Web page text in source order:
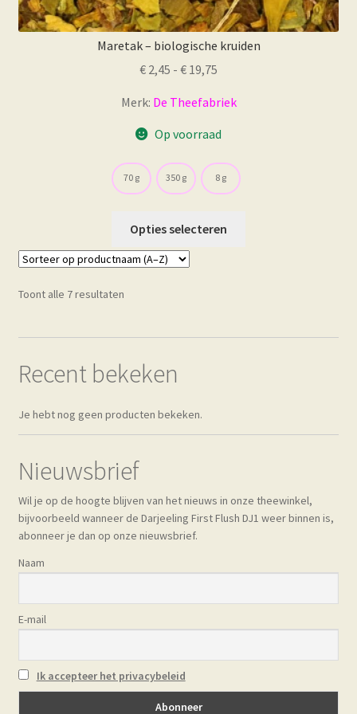
Maretak – biologische kruiden
€ 2,45 - € 19,75
tot
€ 19,75
Merk: De Theefabriek
Op voorraad
70 g 350 g 8 g
Opties selecteren
optie
de
Toont alle 7 resultaten
Recent bekeken
Je hebt nog geen producten bekeken.
Nieuwsbrief
Wil je op de hoogte blijven van het nieuws in onze theewinkel,
bijvoorbeeld wanneer de Darjeeling First Flush DJ1 weer binnen is,
abonneer je dan op onze nieuwsbrief.
Naam
E-mail
Ik accepteer het privacybeleid